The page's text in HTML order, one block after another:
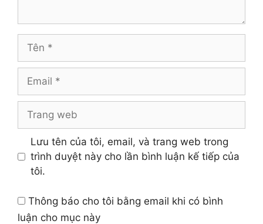
Tên
Email
Trang
Lưu tên của tôi, email, và trang web trong
trình duyệt này cho lần bình luận kế tiếp của
tôi.
Thông báo cho tôi bằng email khi có bình
luận cho mục này